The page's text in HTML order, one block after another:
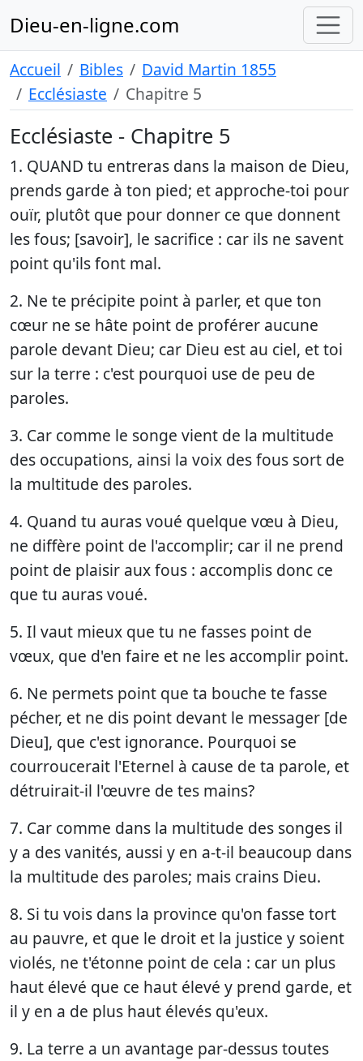
Dieu-en-ligne.com
Accueil Bibles
David Martin 1855
Ecclésiaste
Chapitre 5
Ecclésiaste - Chapitre 5
1. QUAND tu entreras dans la maison de Dieu,
prends garde à ton pied; et approche-toi pour
ouïr, plutôt que pour donner ce que donnent
les fous; [savoir], le sacrifice : car ils ne savent
point qu'ils font mal.
2. Ne te précipite point à parler, et que ton
cœur ne se hâte point de proférer aucune
parole devant Dieu; car Dieu est au ciel, et toi
sur la terre : c'est pourquoi use de peu de
paroles.
3. Car comme le songe vient de la multitude
des occupations, ainsi la voix des fous sort de
la multitude des paroles.
4. Quand tu auras voué quelque vœu à Dieu,
ne diffère point de l'accomplir; car il ne prend
point de plaisir aux fous : accomplis donc ce
que tu auras voué.
5. Il vaut mieux que tu ne fasses point de
vœux, que d'en faire et ne les accomplir point.
6. Ne permets point que ta bouche te fasse
pécher, et ne dis point devant le messager [de
Dieu], que c'est ignorance. Pourquoi se
courroucerait l'Eternel à cause de ta parole, et
détruirait-il l'œuvre de tes mains?
7. Car comme dans la multitude des songes il
y a des vanités, aussi y en a-t-il beaucoup dans
la multitude des paroles; mais crains Dieu.
8. Si tu vois dans la province qu'on fasse tort
au pauvre, et que le droit et la justice y soient
violés, ne t'étonne point de cela : car un plus
haut élevé que ce haut élevé y prend garde, et
il y en a de plus haut élevés qu'eux.
9. La terre a un avantage par-dessus toutes